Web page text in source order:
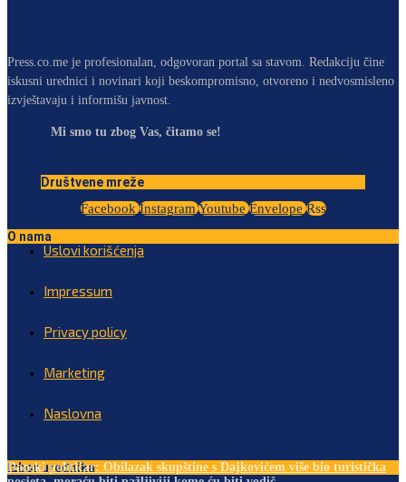
Press.co.me je profesionalan, odgovoran portal sa stavom. Redakciju čine
iskusni urednici i novinari koji beskompromisno, otvoreno i nedvosmisleno
izvještavaju i informišu javnost.
Mi smo tu zbog Vas, čitamo se!
Društvene mreže
Facebook Instagram Youtube Envelope Rss
O nama
Uslovi korišćenja
Impressum
Privacy policy
Marketing
Naslovna
Izbor urednika
Danski političar: Obilazak skupštine s Dajkovićem više bio turistička